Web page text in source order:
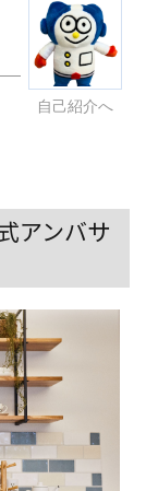
自己紹介へ
アンバサ